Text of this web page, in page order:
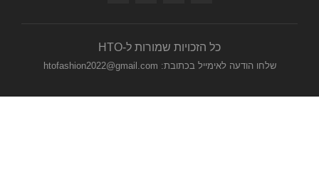
כל הזכויות שמורות ל-HTO
שלחו הודעה לאימייל בכתובת: htofashion2022@gmail.com